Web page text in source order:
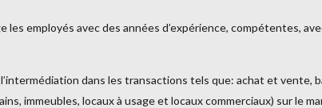
les employés avec des années d’expérience, compétentes,
dans les transactions tels que: achat et vente,
immeubles, locaux à usage et locaux commerciaux) sur le